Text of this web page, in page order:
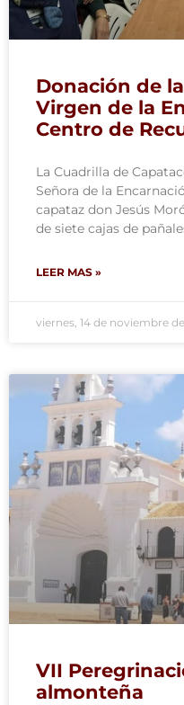
Donación de
Virgen de la
Centro de
La Cuadrilla de
Señora de la
capataz don Jesús
de siete cajas de
LEER MAS »
viernes, 14 de noviembre
VII
almonteña